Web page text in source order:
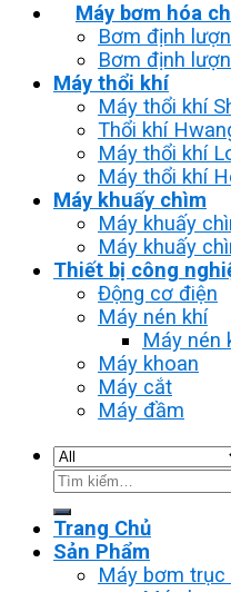
Máy bơm hóa
Bơm định
Bơm định
Máy thổi khí
Máy thổi khí
Thổi khí
Máy thổi khí
Máy thổi khí
Máy khuấy chìm
Máy khuấy
Máy khuấy
Thiết bị công
Động cơ điện
Máy nén khí
Máy nén
Máy khoan
Máy cắt
Máy đầm
Tìm
kiếm:
Trang Chủ
Sản Phẩm
Máy bơm trục